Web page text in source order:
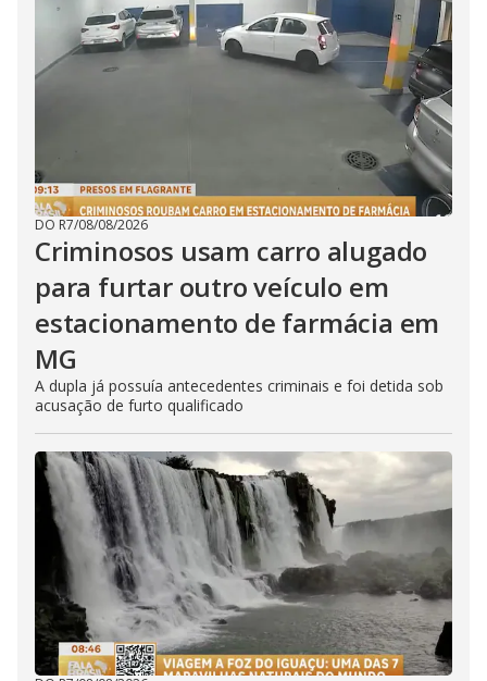
DO R7/08/08/2026
Criminosos usam carro alugado
para furtar outro veículo em
estacionamento de farmácia em
MG
A dupla já possuía antecedentes criminais e foi detida sob
acusação de furto qualificado